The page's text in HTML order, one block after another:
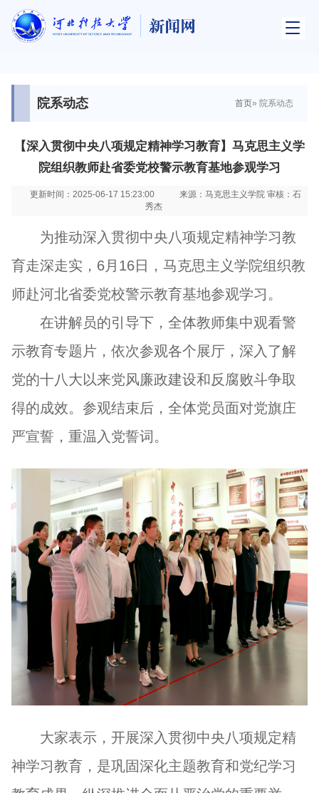
院系动态 首页» 院系动态
【深入贯彻中央八项规定精神学习教育】马克思主义学
院组织教师赴省委党校警示教育基地参观学习
更新时间：2025-06-17 15:23:00
来源：马克思主义学院 审核：石
秀杰
为推动深入贯彻中央八项规定精神学习教
育走深走实，6月16日，马克思主义学院组织教
师赴河北省委党校警示教育基地参观学习。
在讲解员的引导下，全体教师集中观看警
示教育专题片，依次参观各个展厅，深入了解
党的十八大以来党风廉政建设和反腐败斗争取
得的成效。参观结束后，全体党员面对党旗庄
严宣誓，重温入党誓词。
大家表示，开展深入贯彻中央八项规定精
神学习教育，是巩固深化主题教育和党纪学习